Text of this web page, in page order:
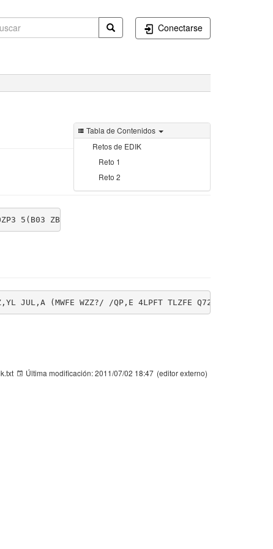
Conectarse
Tabla de Contenidos
Retos de EDIK
Reto 1
Reto 2
5(B03 ZB5ZY 6P8(Z P0?Z5 YZN30 2Y5K( Z)65Z N65B5
(MWFE WZZ?/ /QP,E 4LPFT TLZFE Q725G QW,CI
Última modificación:2011/07/02 18:47 (editor externo)